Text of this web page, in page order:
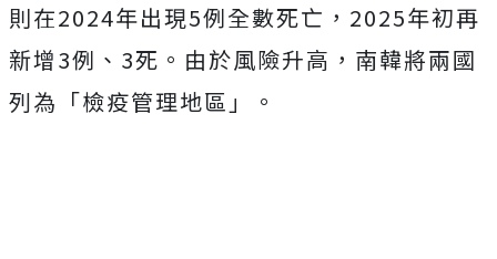
則在2024年出現5例全數死亡，2025年初再
新增3例、3死。由於風險升高，南韓將兩國
列為「檢疫管理地區」。